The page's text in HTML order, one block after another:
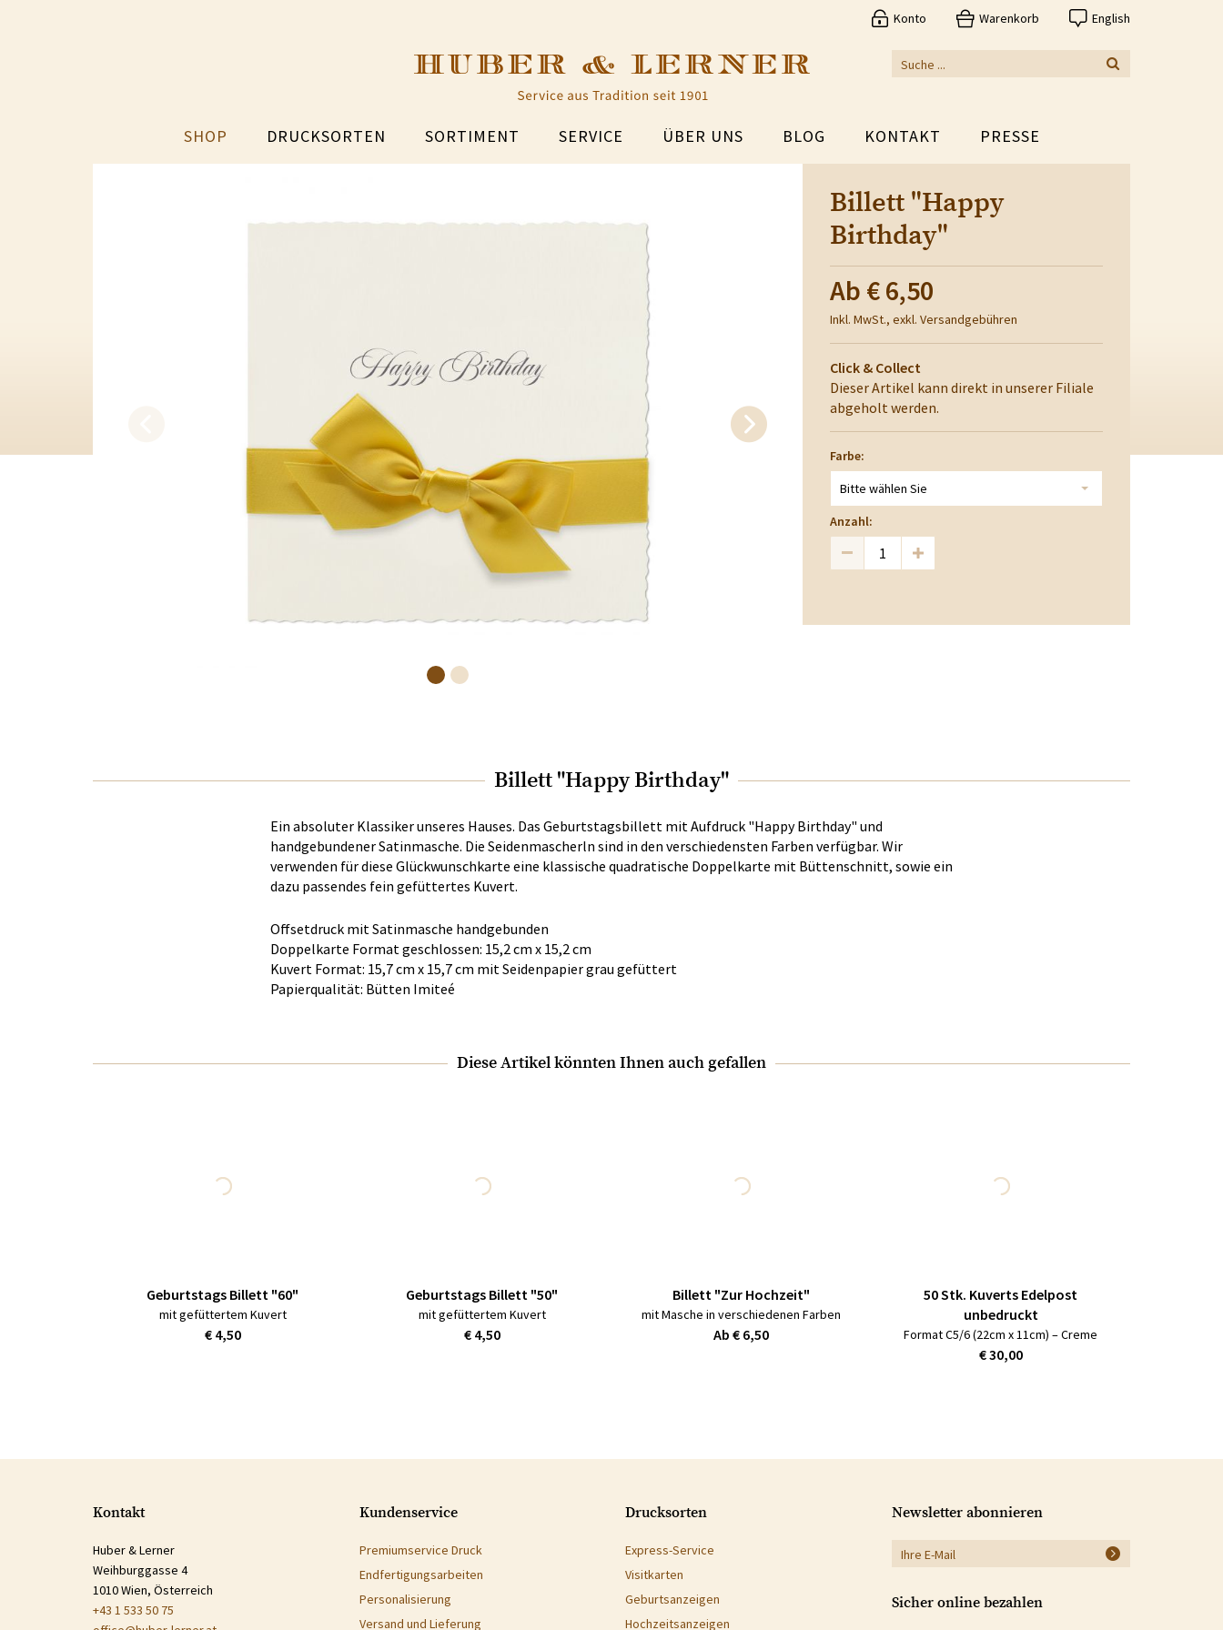
Konto Warenkorb English
SHOP DRUCKSORTEN SORTIMENT SERVICE ÜBER UNS BLOG KONTAKT PRESSE
Billett "Happy
Birthday"
Ab € 6,50
Inkl. MwSt., exkl. Versandgebühren
Click & Collect
Dieser Artikel kann direkt in unserer Filiale
abgeholt werden.
Farbe:
Bitte wählen Sie
Anzahl:
Billett "Happy Birthday"
Ein absoluter Klassiker unseres Hauses. Das Geburtstagsbillett mit Aufdruck "Happy Birthday" und
handgebundener Satinmasche. Die Seidenmascherln sind in den verschiedensten Farben verfügbar. Wir
verwenden für diese Glückwunschkarte eine klassische quadratische Doppelkarte mit Büttenschnitt, sowie ein
dazu passendes fein gefüttertes Kuvert.
Offsetdruck mit Satinmasche handgebunden
Doppelkarte Format geschlossen: 15,2 cm x 15,2 cm
Kuvert Format: 15,7 cm x 15,7 cm mit Seidenpapier grau gefüttert
Papierqualität: Bütten Imiteé
Diese Artikel könnten Ihnen auch gefallen
Geburtstags Billett "60"
mit gefüttertem Kuvert
€ 4,50
Geburtstags Billett "50"
mit gefüttertem Kuvert
€ 4,50
Billett "Zur Hochzeit"
mit Masche in verschiedenen Farben
Ab € 6,50
50 Stk. Kuverts Edelpost
unbedruckt
Format C5/6 (22cm x 11cm) – Creme
€ 30,00
Kontakt
Huber & Lerner
Weihburggasse 4
1010 Wien, Österreich
+43 1 533 50 75
Kundenservice
Premiumservice Druck
Endfertigungsarbeiten
Personalisierung
Versand und Lieferung
Drucksorten
Express-Service
Visitkarten
Geburtsanzeigen
Hochzeitsanzeigen
Newsletter abonnieren
Sicher online bezahlen